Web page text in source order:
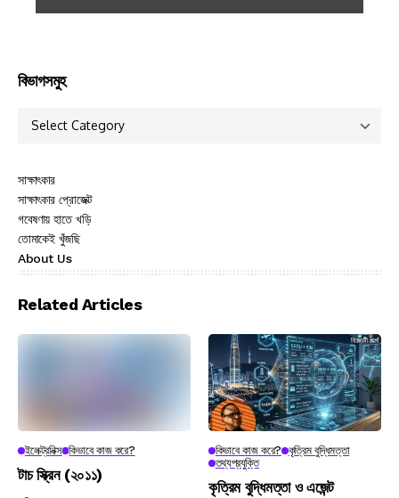
বিভাগসমুহ
সাক্ষাৎকার
সাক্ষাৎকার প্রোজেক্ট
গবেষণায় হাতে খড়ি
তোমাকেই খুঁজছি
About Us
Related Articles
ইলেক্ট্রনিক্স কিভাবে কাজ করে?
টাচ স্ক্রিন (২০১১)
কিভাবে কাজ করে? কৃত্রিম বুদ্ধিমত্তা
তথ্যপ্রযুক্তি
কৃত্রিম বুদ্ধিমত্তা ও এজেন্ট